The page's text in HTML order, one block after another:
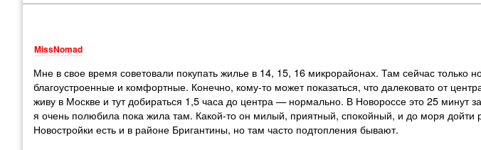
MissNomad
Мне в свое время советовали покупать жилье в 14, 15, 16 микрорайонах. Там сейчас только
благоустроенные и комфортные. Конечно, кому-то может показаться, что далековато от
живу в Москве и тут добираться 1,5 часа до центра — нормально. В Новороссе это 25 минут
я очень полюбила пока жила там. Какой-то он милый, приятный, спокойный, и до моря дойти
Новостройки есть и в районе Бригантины, но там часто подтопления бывают.